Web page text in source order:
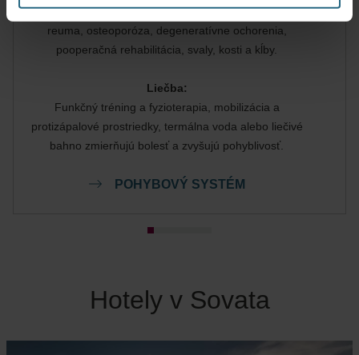
Bolesti chrbta, kĺbov, krku, ramien, bedier, artritída,
reuma, osteoporóza, degeneratívne ochorenia,
pooperačná rehabilitácia, svaly, kosti a kĺby.
Liečba:
Funkčný tréning a fyzioterapia, mobilizácia a
protizápalové prostriedky, termálna voda alebo liečivé
bahno zmierňujú bolesť a zvyšujú pohyblivosť.
POHYBOVÝ SYSTÉM
Hotely v Sovata